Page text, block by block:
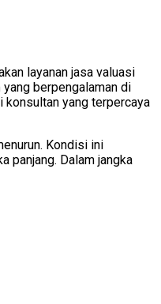
layanan jasa valuasi
berpengalaman di
konsultan yang terpercaya
Kondisi ini
panjang. Dalam jangka